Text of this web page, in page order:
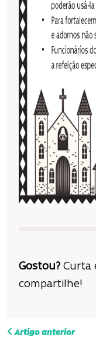
Gostou? Curta
compartilhe!
N
Artigo anterior